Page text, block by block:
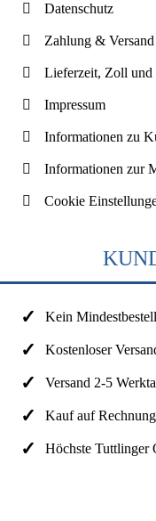
Datenschutz
Zahlung & Versand
Lieferzeit, Zoll und
Impressum
Informationen zu
Informationen zur
Cookie
Kein
Kostenloser
Versand 2-5
Kauf auf
Höchste Tuttlinger